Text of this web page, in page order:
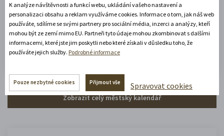
(platné od 1. 7. 2026 do 31. 8. 2026)
Zobrazit celou otevírací dobu
Zobrazit celý městský kalendář
K analýze návštěvnosti a funkcí webu, ukládání vašeho nastavení a
personalizaci obsahu a reklam využíváme cookies. Informace o tom, jak náš web
používáte, sdílíme se svými partnery pro sociální média, inzerci a analýzy, kteří
mohou být ze zemí mimo EU. Partneři tyto údaje mohou zkombinovat s dalšími
informacemi, které jste jim poskytli nebo které získali v důsledku toho, že
používáte jejich služby. Podrobné informace
Pouze nezbytné cookies Přijmout vše Spravovat cookies